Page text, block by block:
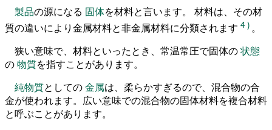
製品の源になる 固体を材料と言います。 材料は、その材
質の違いにより金属材料と非金属材料に分類されます 4) 。
狭い意味で、材料といったとき、常温常圧で固体の状態
の物質を指すことがあります。
純物質としての金属は、柔らかすぎるので、混合物の合
金が使われます。広い意味での混合物の固体材料を複合材料
と呼ぶことがあります。